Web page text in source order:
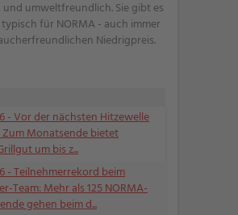
umweltfreundlich. Sie gibt es
für NORMA - auch immer
Niedrigpreis.
- Vor der nächsten Hitzewelle
Zum Monatsende bietet
um bis z...
- Teilnehmerrekord beim
Team: Mehr als 125 NORMA-
gehen beim d...